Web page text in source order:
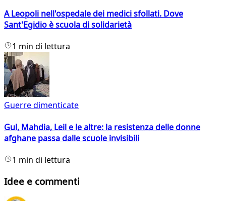
A Leopoli nell'ospedale dei medici sfollati. Dove
Sant'Egidio è scuola di solidarietà
1 min di lettura
Guerre dimenticate
Gul, Mahdia, Leil e le altre: la resistenza delle donne
afghane passa dalle scuole invisibili
1 min di lettura
Idee e commenti